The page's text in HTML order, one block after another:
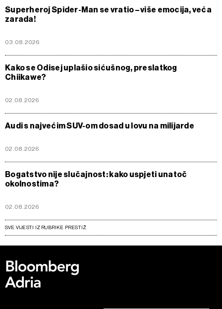
Superheroj Spider-Man se vratio – više emocija, veća
zarada!
03.08.2026
Kako se Odisej uplašio sićušnog, preslatkog
Chiikawe?
02.08.2026
Audi s najvećim SUV-om dosad u lovu na milijarde
02.08.2026
Bogatstvo nije slučajnost: kako uspjeti unatoč
okolnostima?
02.08.2026
SVE VIJESTI IZ RUBRIKE PRESTIŽ